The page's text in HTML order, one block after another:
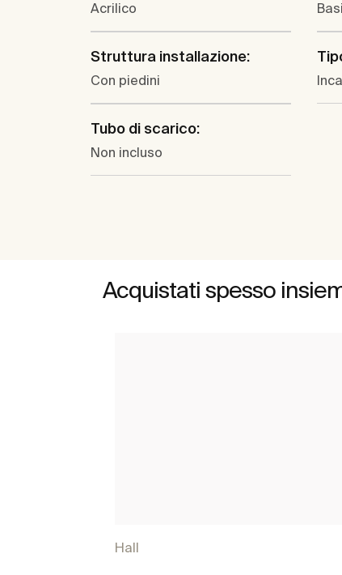
Acrilico
Struttura installazione:
Con piedini
Tubo di scarico:
Non incluso
Acquistati spesso
Hall